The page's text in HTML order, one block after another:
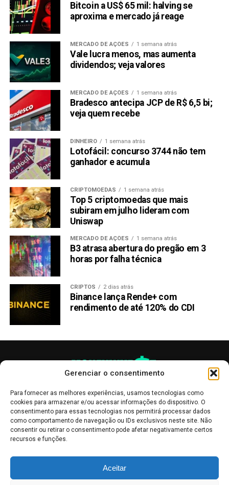
Gerenciar o consentimento
Para fornecer as melhores experiências, usamos tecnologias como
cookies para armazenar e/ou acessar informações do dispositivo. O
consentimento para essas tecnologias nos permitirá processar dados
como comportamento de navegação ou IDs exclusivos neste site. Não
consentir ou retirar o consentimento pode afetar negativamente certos
recursos e funções.
Aceitar
Bitcoin a US$ 65 mil: halving se
aproxima e mercado já reage
MERCADO DE AÇÕES 1 semana atrás
Vale lucra menos, mas aumenta
dividendos; veja valores
MERCADO DE AÇÕES 1 semana atrás
Bradesco antecipa JCP de R$ 6,5 bi;
veja quem recebe
DINHEIRO 1 semana atrás
Lotofácil: concurso 3744 não tem
ganhador e acumula
CRIPTOMOEDAS 1 semana atrás
Top 5 criptomoedas que mais
subiram em julho lideram com
Uniswap
MERCADO DE AÇÕES 1 semana atrás
B3 atrasa abertura do pregão em 3
horas por falha técnica
CRIPTOS 2 dias atrás
Binance lança Rende+ com
rendimento de até 120% do CDI
informativo, servindo como boletins de divulgação, e não devem ser
interpretadas como recomendações de investimento.Leia mais